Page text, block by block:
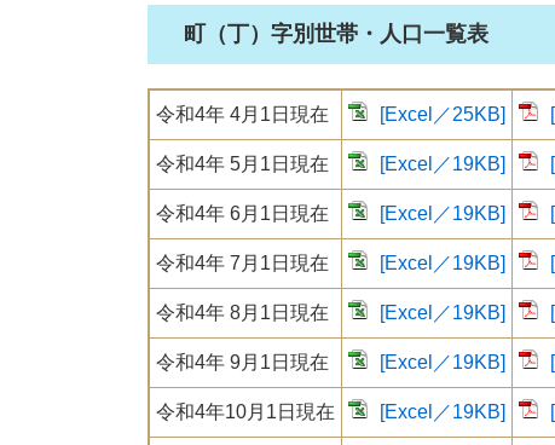
町（丁）字別世帯・人口一覧表
令和4年 4月1日現在 [Excel／25KB]
令和4年 5月1日現在 [Excel／19KB]
令和4年 6月1日現在 [Excel／19KB]
令和4年 7月1日現在 [Excel／19KB]
令和4年 8月1日現在 [Excel／19KB]
令和4年 9月1日現在 [Excel／19KB]
令和4年10月1日現在 [Excel／19KB]